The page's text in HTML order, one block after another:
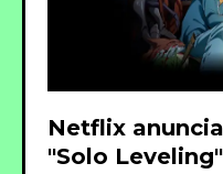
Netflix
"Solo Leveling"